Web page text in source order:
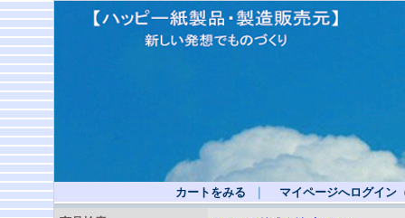
カートをみる マイページへログイン